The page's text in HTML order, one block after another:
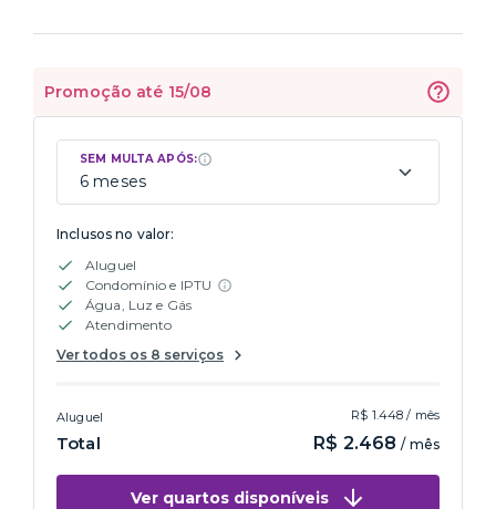
Promoção até 15/08
SEM MULTA APÓS:
6 meses
Inclusos no valor:
Aluguel
Condomínio e IPTU
Água, Luz e Gás
Atendimento
Ver todos os 8 serviços
Aluguel R$ 1.448 / mês
Total R$ 2.468/ mês
Ver quartos disponíveis